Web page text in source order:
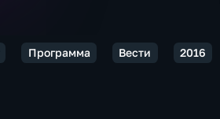
Программа Вести 2016